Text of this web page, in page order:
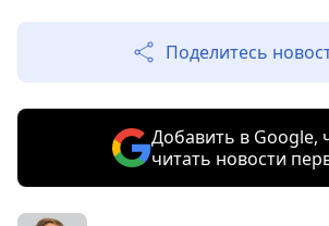
Поделитесь
Добавить в Google,
читать новости